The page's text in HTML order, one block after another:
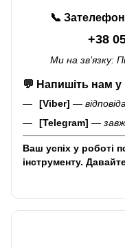
📞
+38 050
Ми на зв’язку:
💬 Напишіть нам
[Viber] —
[Telegram] —
Ваш успіх у роботі
інструменту.